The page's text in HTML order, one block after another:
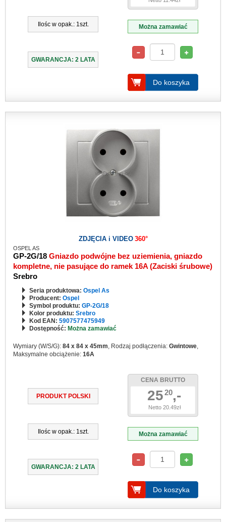
Ilośc w opak.: 1szt.
GWARANCJA: 2 LATA
Można zamawiać
Do koszyka
ZDJĘCIA i VIDEO 360°
OSPEL AS
GP-2G/18 Gniazdo podwójne bez uziemienia, gniazdo
kompletne, nie pasujące do ramek 16A (Zaciski śrubowe)
Srebro
Seria produktowa: Ospel As
Producent: Ospel
Symbol produktu: GP-2G/18
Kolor produktu: Srebro
Kod EAN: 5907577475949
Dostępność: Można zamawiać
Wymiary (W/S/G): 84 x 84 x 45mm, Rodzaj podłączenia: Gwintowe,
Maksymalne obciążenie: 16A
PRODUKT POLSKI
Ilośc w opak.: 1szt.
GWARANCJA: 2 LATA
CENA BRUTTO
2520,-
Netto 20.49zł
Można zamawiać
Do koszyka